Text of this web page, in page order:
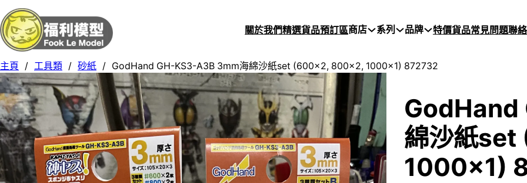
關於我們精選貨品預訂區商店 系列 品牌 特價貨品常見問題聯
主頁 / 工具類 / 砂紙 / GodHand GH-KS3-A3B 3mm海綿沙紙set (600×2, 800×2, 1000×1) 872732
綿沙紙
1000×1)